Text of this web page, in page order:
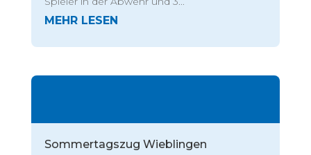
Sommertagszug Wieblingen